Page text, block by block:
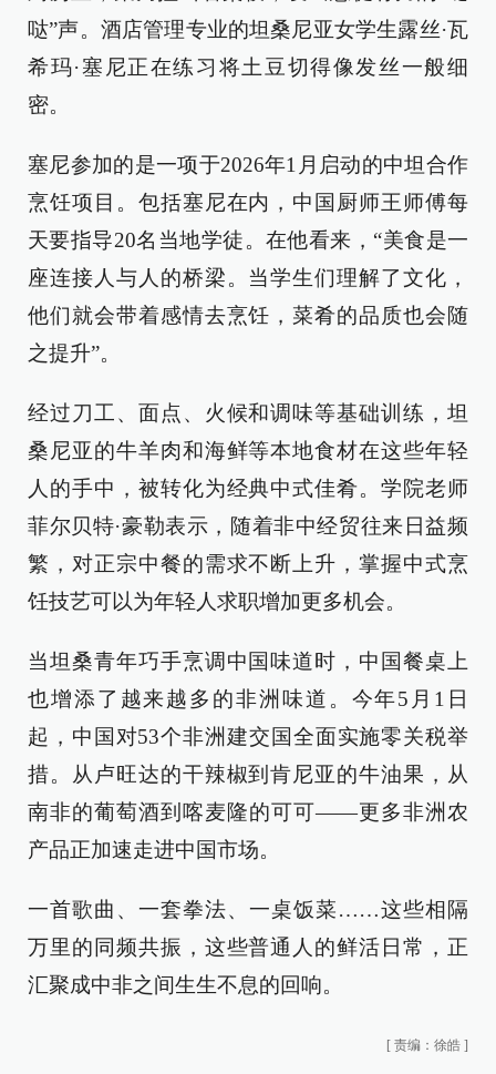
哒”声。酒店管理专业的坦桑尼亚女学生露丝·瓦
希玛·塞尼正在练习将土豆切得像发丝一般细
密。
塞尼参加的是一项于2026年1月启动的中坦合作
烹饪项目。包括塞尼在内，中国厨师王师傅每
天要指导20名当地学徒。在他看来，“美食是一
座连接人与人的桥梁。当学生们理解了文化，
他们就会带着感情去烹饪，菜肴的品质也会随
之提升”。
经过刀工、面点、火候和调味等基础训练，坦
桑尼亚的牛羊肉和海鲜等本地食材在这些年轻
人的手中，被转化为经典中式佳肴。学院老师
菲尔贝特·豪勒表示，随着非中经贸往来日益频
繁，对正宗中餐的需求不断上升，掌握中式烹
饪技艺可以为年轻人求职增加更多机会。
当坦桑青年巧手烹调中国味道时，中国餐桌上
也增添了越来越多的非洲味道。今年5月1日
起，中国对53个非洲建交国全面实施零关税举
措。从卢旺达的干辣椒到肯尼亚的牛油果，从
南非的葡萄酒到喀麦隆的可可——更多非洲农
产品正加速走进中国市场。
一首歌曲、一套拳法、一桌饭菜……这些相隔
万里的同频共振，这些普通人的鲜活日常，正
汇聚成中非之间生生不息的回响。
[ 责编：徐皓 ]